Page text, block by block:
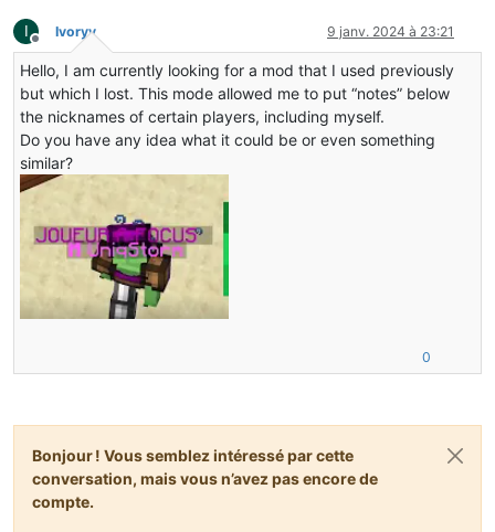
I
Hors-ligne
Ivoryy 9 janv. 2024 à 23:21
Hello, I am currently looking for a mod that I used previously
but which I lost. This mode allowed me to put “notes” below
the nicknames of certain players, including myself.
Do you have any idea what it could be or even something
similar?
0
Bonjour ! Vous semblez intéressé par cette
conversation, mais vous n’avez pas encore de
compte.